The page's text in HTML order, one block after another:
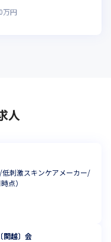
万円
人
刺激スキンケアメーカー/
点）
関越〕会